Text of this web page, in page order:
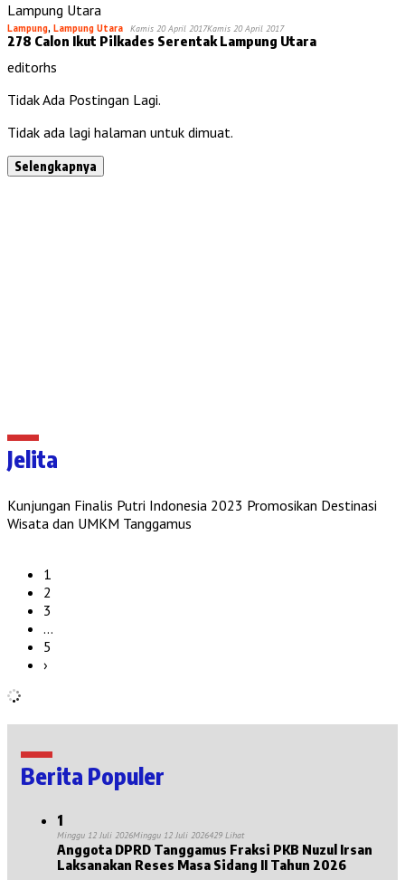
Lampung, Lampung Utara Kamis 20 April 2017Kamis 20 April 2017
278 Calon Ikut Pilkades Serentak Lampung Utara
editorhs
Tidak Ada Postingan Lagi.
Tidak ada lagi halaman untuk dimuat.
Selengkapnya
Jelita
Kunjungan Finalis Putri Indonesia 2023 Promosikan Destinasi
Wisata dan UMKM Tanggamus
1
2
3
…
5
›
Berita Populer
1
Minggu 12 Juli 2026Minggu 12 Juli 2026429 Lihat
Anggota DPRD Tanggamus Fraksi PKB Nuzul Irsan
Laksanakan Reses Masa Sidang II Tahun 2026